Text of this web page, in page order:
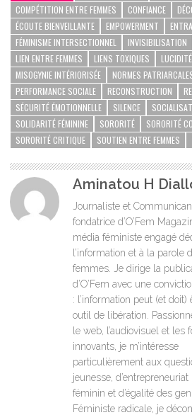
COMPÉTITION ENTRE FEMMES
CONFIANCE
ÉCOUTE BIENVEILLANTE
EMPOWERMENT
FÉMINISME INTERSECTIONNEL
INVISIBILISATION
LIEN ENTRE FEMMES
LIENS TOXIQUES
MISOGYNIE INTÉRIORISÉE
NORMES
PERFORMANCE SOCIALE
RECONSTRUCTION
SÉCURITÉ ÉMOTIONNELLE
SILENCE
SOLIDARITÉ FÉMININE
SORORITÉ
SORORITÉ
SORORITÉ CRITIQUE
SOUTIEN ENTRE FEMMES
Aminatou H
Journaliste et
fondatrice d’O’Fem
média féministe engagé
l’information et à la parole
femmes. Je dirige la
d’O’Fem avec une
: l’information peut (et doit)
outil de libération.
le web, l’audiovisuel et les
innovants, je m’intéresse
particulièrement aux
jeunesse, d’entrepreneuriat
féminin et d’égalité des
Féministe radicale, je